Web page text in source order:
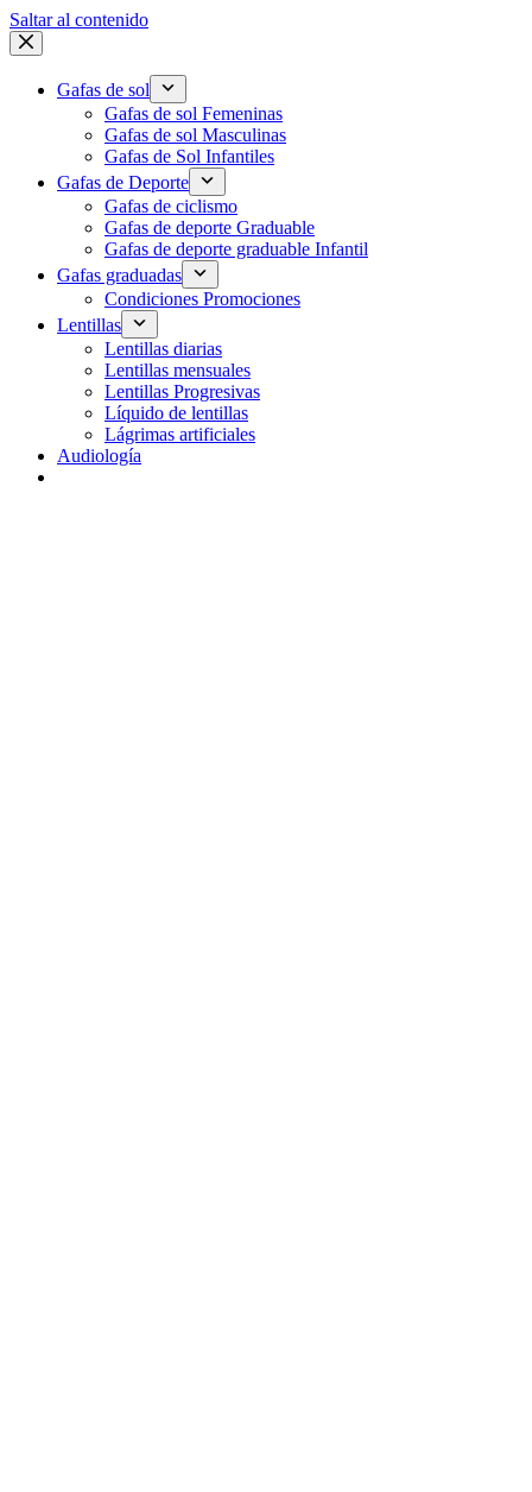
Saltar al contenido
Gafas de sol
Gafas de sol Femeninas
Gafas de sol Masculinas
Gafas de Sol Infantiles
Gafas de Deporte
Gafas de ciclismo
Gafas de deporte Graduable
Gafas de deporte graduable Infantil
Gafas graduadas
Condiciones Promociones
Lentillas
Lentillas diarias
Lentillas mensuales
Lentillas Progresivas
Líquido de lentillas
Lágrimas artificiales
Audiología